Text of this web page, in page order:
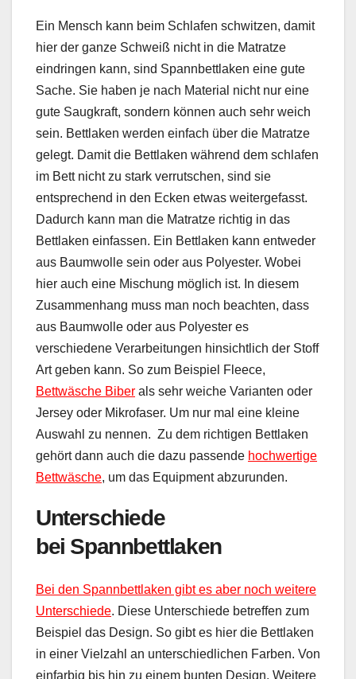
Ein Mensch kann beim Schlafen schwitzen, damit
hier der ganze Schweiß nicht in die Matratze
eindringen kann, sind Spannbettlaken eine gute
Sache. Sie haben je nach Material nicht nur eine
gute Saugkraft, sondern können auch sehr weich
sein. Bettlaken werden einfach über die Matratze
gelegt. Damit die Bettlaken während dem schlafen
im Bett nicht zu stark verrutschen, sind sie
entsprechend in den Ecken etwas weitergefasst.
Dadurch kann man die Matratze richtig in das
Bettlaken einfassen. Ein Bettlaken kann entweder
aus Baumwolle sein oder aus Polyester. Wobei
hier auch eine Mischung möglich ist. In diesem
Zusammenhang muss man noch beachten, dass
aus Baumwolle oder aus Polyester es
verschiedene Verarbeitungen hinsichtlich der Stoff
Art geben kann. So zum Beispiel Fleece,
Bettwäsche Biber als sehr weiche Varianten oder
Jersey oder Mikrofaser. Um nur mal eine kleine
Auswahl zu nennen. Zu dem richtigen Bettlaken
gehört dann auch die dazu passende hochwertige
Bettwäsche, um das Equipment abzurunden.
Unterschiede
bei Spannbettlaken
Bei den Spannbettlaken gibt es aber noch weitere
Unterschiede. Diese Unterschiede betreffen zum
Beispiel das Design. So gibt es hier die Bettlaken
in einer Vielzahl an unterschiedlichen Farben. Von
einfarbig bis hin zu einem bunten Design. Weitere